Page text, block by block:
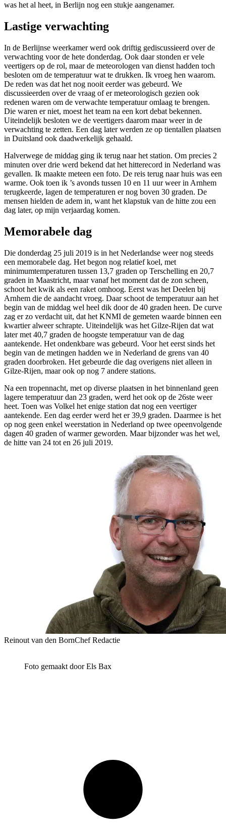
was het al heet, in Berlijn nog een stukje aangenamer.
Lastige verwachting
In de Berlijnse weerkamer werd ook driftig gediscussieerd over de
verwachting voor de hete donderdag. Ook daar stonden er vele
veertigers op de rol, maar de meteorologen van dienst hadden toch
besloten om de temperatuur wat te drukken. Ik vroeg hen waarom.
De reden was dat het nog nooit eerder was gebeurd. We
discussieerden over de vraag of er meteorologisch gezien ook
redenen waren om de verwachte temperatuur omlaag te brengen.
Die waren er niet, moest het team na een kort debat bekennen.
Uiteindelijk besloten we de veertigers daarom maar weer in de
verwachting te zetten. Een dag later werden ze op tientallen plaatsen
in Duitsland ook daadwerkelijk gehaald.
Halverwege de middag ging ik terug naar het station. Om precies 2
minuten over drie werd bekend dat het hitterecord in Nederland was
gevallen. Ik maakte meteen een foto. De reis terug naar huis was een
warme. Ook toen ik ’s avonds tussen 10 en 11 uur weer in Arnhem
terugkeerde, lagen de temperaturen er nog boven 30 graden. De
mensen hielden de adem in, want het klapstuk van de hitte zou een
dag later, op mijn verjaardag komen.
Memorabele dag
Die donderdag 25 juli 2019 is in het Nederlandse weer nog steeds
een memorabele dag. Het begon nog relatief koel, met
minimumtemperaturen tussen 13,7 graden op Terschelling en 20,7
graden in Maastricht, maar vanaf het moment dat de zon scheen,
schoot het kwik als een raket omhoog. Eerst was het Deelen bij
Arnhem die de aandacht vroeg. Daar schoot de temperatuur aan het
begin van de middag wel heel dik door de 40 graden heen. De curve
zag er zo verdacht uit, dat het KNMI de gemeten waarde binnen een
kwartier alweer schrapte. Uiteindelijk was het Gilze-Rijen dat wat
later met 40,7 graden de hoogste temperatuur van de dag
aantekende. Het ondenkbare was gebeurd. Voor het eerst sinds het
begin van de metingen hadden we in Nederland de grens van 40
graden doorbroken. Het gebeurde die dag overigens niet alleen in
Gilze-Rijen, maar ook op nog 7 andere stations.
Na een tropennacht, met op diverse plaatsen in het binnenland geen
lagere temperatuur dan 23 graden, werd het ook op de 26ste weer
heet. Toen was Volkel het enige station dat nog een veertiger
aantekende. Een dag eerder werd het er 39,9 graden. Daarmee is het
op nog geen enkel weerstation in Nederland op twee opeenvolgende
dagen 40 graden of warmer geworden. Maar bijzonder was het wel,
de hitte van 24 tot en 26 juli 2019.
Reinout van den BornChef Redactie